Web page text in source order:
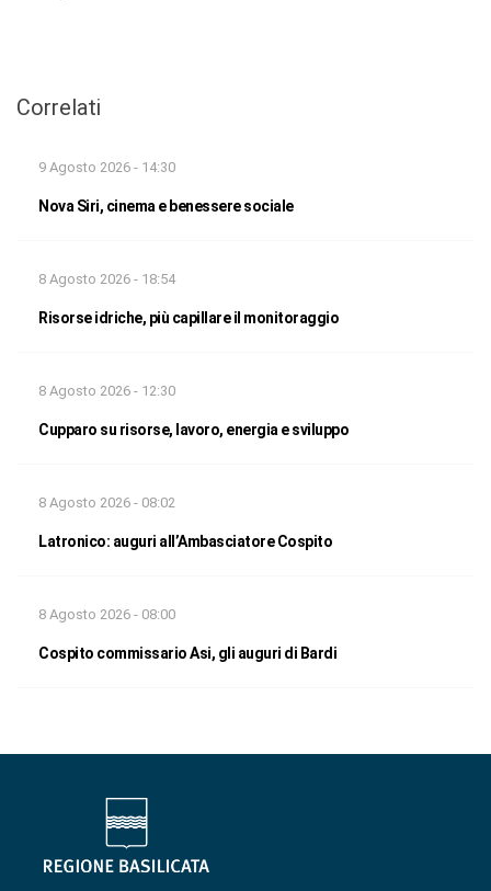
Correlati
9 Agosto 2026 - 14:30
Nova Siri, cinema e benessere sociale
8 Agosto 2026 - 18:54
Risorse idriche, più capillare il monitoraggio
8 Agosto 2026 - 12:30
Cupparo su risorse, lavoro, energia e sviluppo
8 Agosto 2026 - 08:02
Latronico: auguri all’Ambasciatore Cospito
8 Agosto 2026 - 08:00
Cospito commissario Asi, gli auguri di Bardi